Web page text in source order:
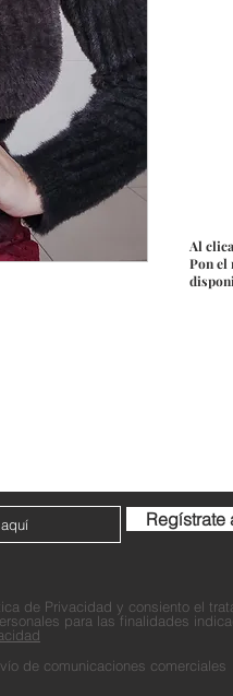
Al
Pon el
Regístrate
de Privacidad y consiento el
para las finalidades
de comunicaciones comerciales